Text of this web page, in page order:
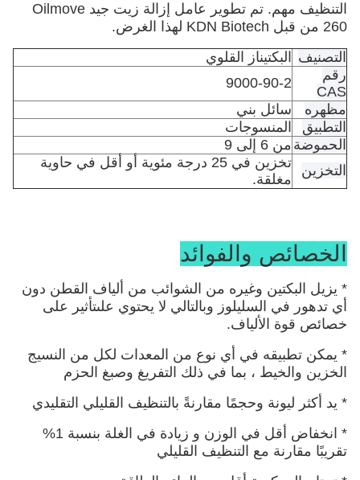
التنظيف مهم. تم تطوير عامل إزالة زيت جيد Oilmove
260 من قبل KDN Biotech لهذا الغرض.
التصنيف
البكتيناز القلوي
رقم
CAS
9000-90-2
مظهره
سائل بني
التطبيق
المنسوجات
الحموضة من 6 إلى 9
التخزين
تخزين في 25 درجة مئوية أو أقل في حاوية
مغلقة.
الخصائص والفوائد
* يزيل البكتين وغيره من الشوائب من ألياف القطن دون
أي تدهور في السليلوز وبالتالي لا يحتوي علىتأثير على
خصائص قوة الألياف.
* يمكن تطبيقه في أي نوع من المعدات لكل من النسيج
الخزين والخيط ، بما في ذلك التفريغ وصبغ الحزم
* يد أكثر ليونة وحجمًا مقارنةً بالتنظيف القليلي التقليدي
* انخفاض أقل في الوزن و زيادة في الغلة بنسبة 1%
تقريبًا مقارنة مع التنظيف القليلي